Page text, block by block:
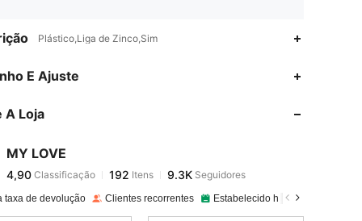
Plástico,Liga de Zinco,Sim
E Ajuste
A Loja
MY LOVE
4,90
4,90
c***opago 1 dia atrás
4,90 192 9.3K
taxa de devolução Clientes recorrentes Estabelecido há 1 ano